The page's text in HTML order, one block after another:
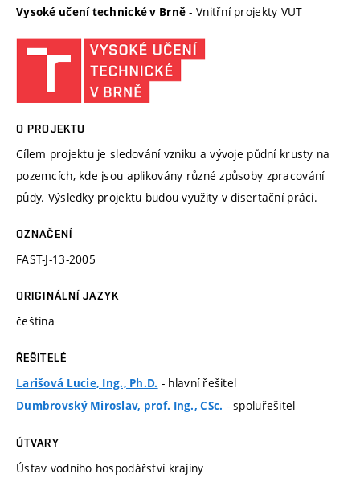
Vysoké učení technické v Brně - Vnitřní projekty VUT
O PROJEKTU
Cílem projektu je sledování vzniku a vývoje půdní krusty na
pozemcích, kde jsou aplikovány různé způsoby zpracování
půdy. Výsledky projektu budou využity v disertační práci.
OZNAČENÍ
FAST-J-13-2005
ORIGINÁLNÍ JAZYK
čeština
ŘEŠITELÉ
Larišová Lucie, Ing., Ph.D. - hlavní řešitel
Dumbrovský Miroslav, prof. Ing., CSc. - spoluřešitel
ÚTVARY
Ústav vodního hospodářství krajiny